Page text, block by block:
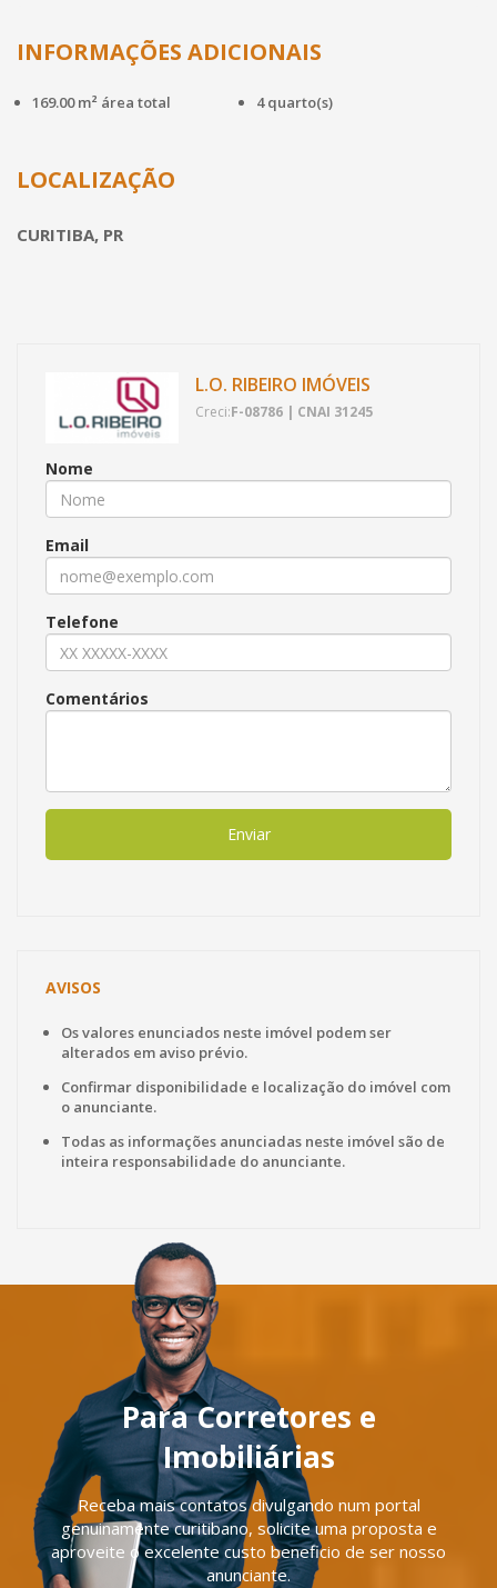
INFORMAÇÕES ADICIONAIS
169.00 m² área total 4 quarto(s)
LOCALIZAÇÃO
CURITIBA, PR
L.O. RIBEIRO IMÓVEIS
Creci:F-08786 | CNAI 31245
Nome
Email
Telefone
Comentários
Enviar
AVISOS
Os valores enunciados neste imóvel podem ser
alterados em aviso prévio.
Confirmar disponibilidade e localização do imóvel com
o anunciante.
Todas as informações anunciadas neste imóvel são de
inteira responsabilidade do anunciante.
Para Corretores e
Imobiliárias
Receba mais contatos divulgando num portal
genuinamente curitibano, solicite uma proposta e
aproveite o excelente custo beneficio de ser nosso
anunciante.